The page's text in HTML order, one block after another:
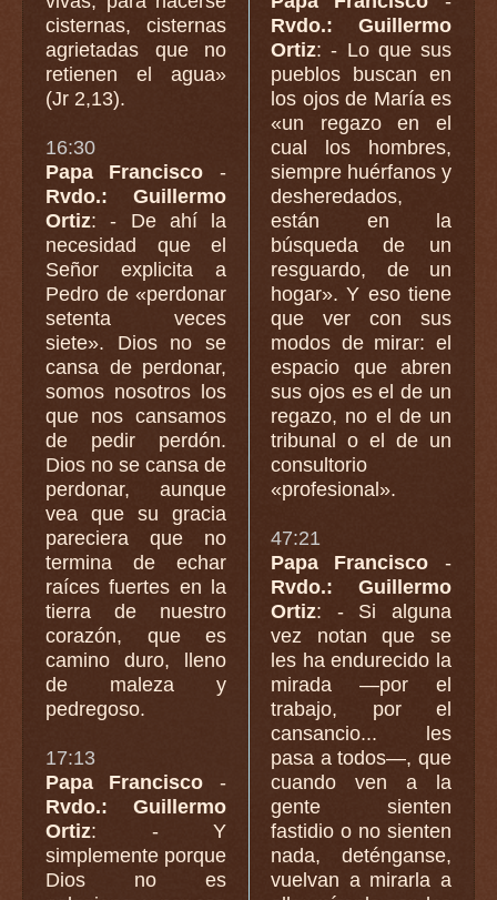
cisternas, cisternas
agrietadas que no
retienen el agua»
(Jr 2,13).
16:30
Papa Francisco -
Rvdo.: Guillermo
Ortiz: - De ahí la
necesidad que el
Señor explicita a
Pedro de «perdonar
setenta veces
siete». Dios no se
cansa de perdonar,
somos nosotros los
que nos cansamos
de pedir perdón.
Dios no se cansa de
perdonar, aunque
vea que su gracia
pareciera que no
termina de echar
raíces fuertes en la
tierra de nuestro
corazón, que es
camino duro, lleno
de maleza y
pedregoso.
17:13
Papa Francisco -
Rvdo.: Guillermo
Ortiz: - Y
simplemente porque
Dios no es
Rvdo.: Guillermo
Ortiz: - Lo que sus
pueblos buscan en
los ojos de María es
«un regazo en el
cual los hombres,
siempre huérfanos y
desheredados,
están en la
búsqueda de un
resguardo, de un
hogar». Y eso tiene
que ver con sus
modos de mirar: el
espacio que abren
sus ojos es el de un
regazo, no el de un
tribunal o el de un
consultorio
«profesional».
47:21
Papa Francisco -
Rvdo.: Guillermo
Ortiz: - Si alguna
vez notan que se
les ha endurecido la
mirada —por el
trabajo, por el
cansancio... les
pasa a todos—, que
cuando ven a la
gente sienten
fastidio o no sienten
nada, deténganse,
vuelvan a mirarla a